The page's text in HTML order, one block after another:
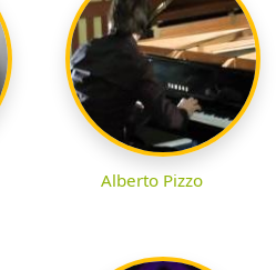
Alberto Pizzo